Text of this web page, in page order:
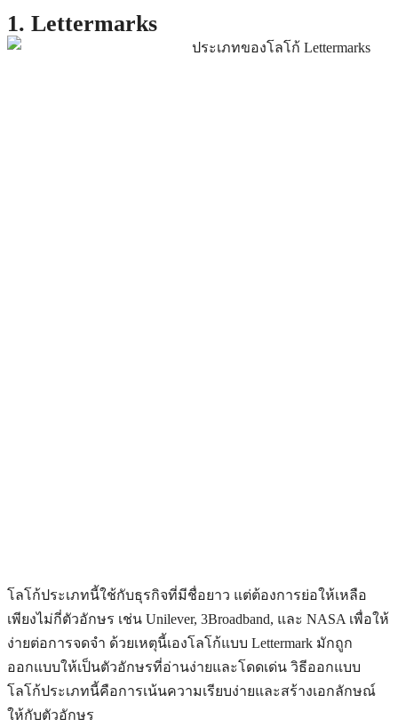
1. Lettermarks
โลโก้ประเภทนี้ใช้กับธุรกิจที่มีชื่อยาว แต่ต้องการย่อให้เหลือ
เพียงไม่กี่ตัวอักษร เช่น Unilever, 3Broadband, และ NASA เพื่อให้
ง่ายต่อการจดจำ ด้วยเหตุนี้เองโลโก้แบบ Lettermark มักถูก
ออกแบบให้เป็นตัวอักษรที่อ่านง่ายและโดดเด่น วิธีออกแบบ
โลโก้ประเภทนี้คือการเน้นความเรียบง่ายและสร้างเอกลักษณ์
ให้กับตัวอักษร